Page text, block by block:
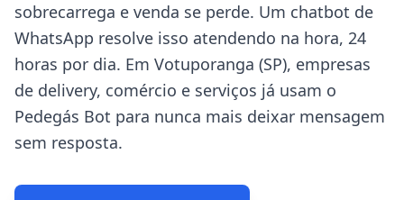
sobrecarrega e venda se perde. Um chatbot de
WhatsApp resolve isso atendendo na hora, 24
horas por dia. Em Votuporanga (SP), empresas
de delivery, comércio e serviços já usam o
Pedegás Bot para nunca mais deixar mensagem
sem resposta.